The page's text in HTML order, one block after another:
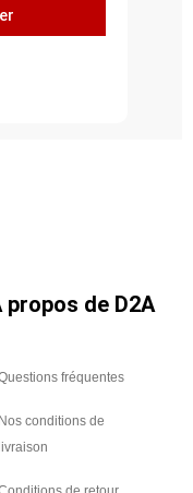
propos de D2A
fréquentes
Nos conditions de
livraison